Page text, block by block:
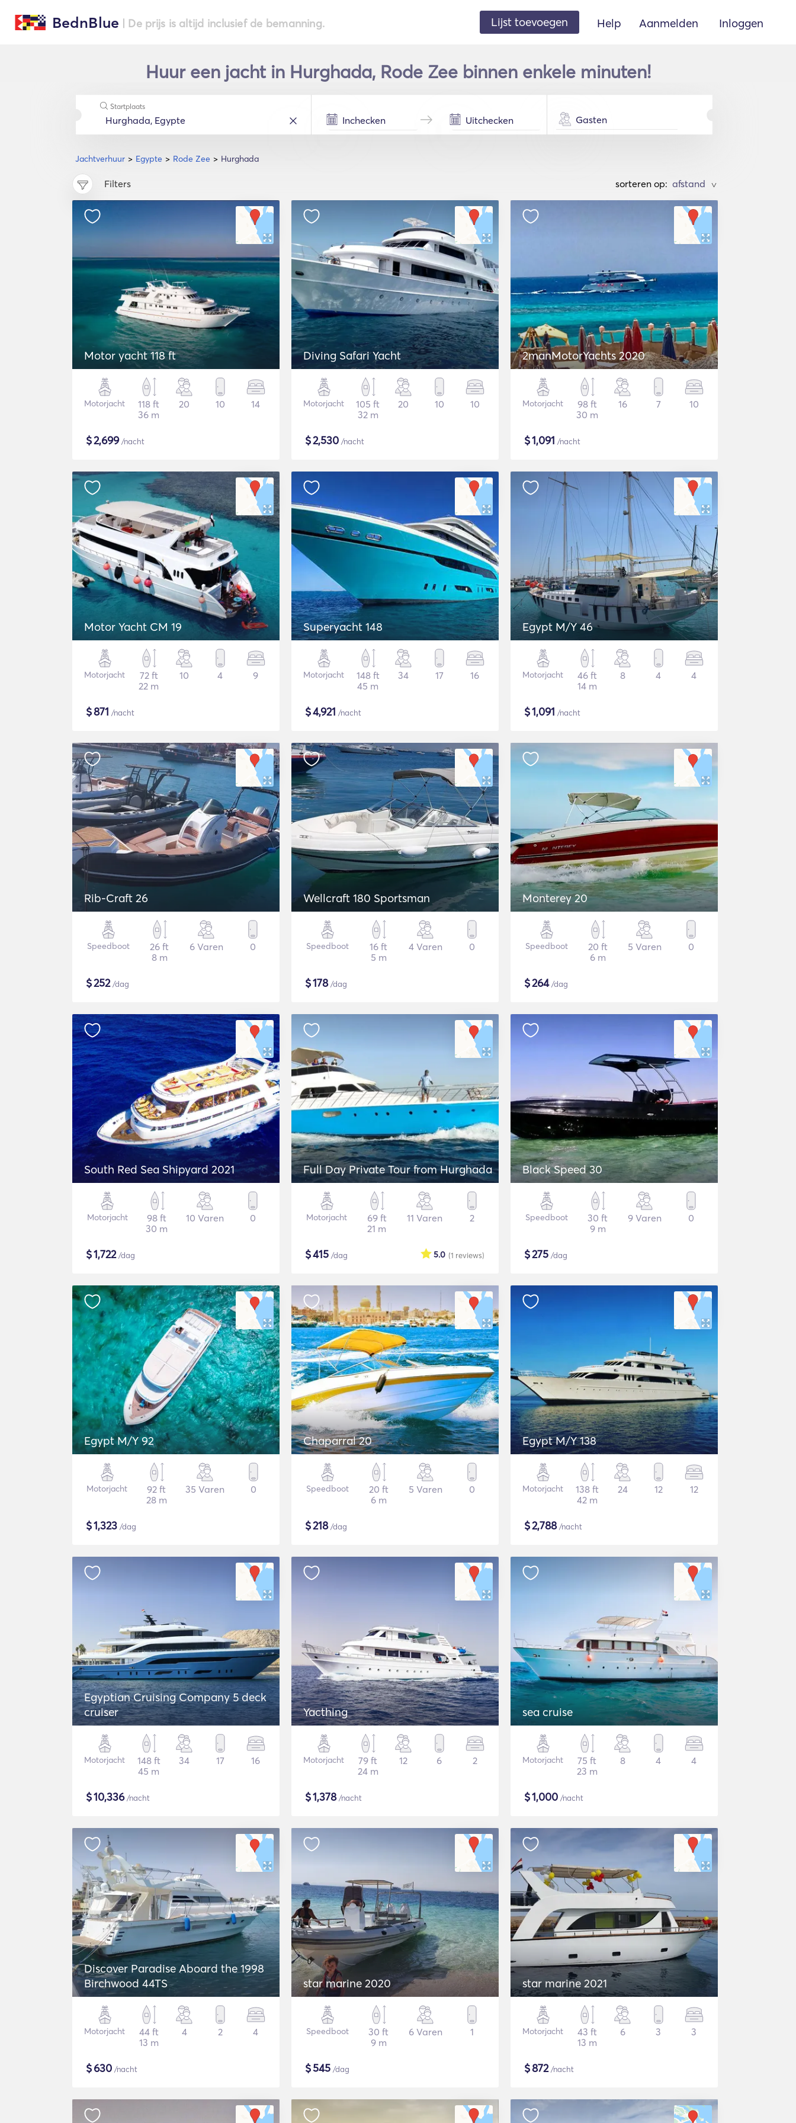
BednBlue | De prijs is altijd inclusief de bemanning. Lijst toevoegen Help Aanmelden Inloggen
Huur een jacht in Hurghada, Rode Zee binnen enkele minuten!
Jachtverhuur Egypte Rode Zee Hurghada
Startplaats
Gasten
Filters sorteren op: >
Motor yacht 118 ft
Motorjacht
118 ft
36 m
20 10 14
$2,699/nacht
Diving Safari Yacht
Motorjacht
105 ft
32 m
20 10 10
$2,530 /nacht
2manMotorYachts 2020
Motorjacht
98 ft
30 m
16 7 10
$1,091 /nacht
Motor Yacht CM 19
Motorjacht
72 ft
22 m
10 4 9
$871 /nacht
Superyacht 148
Motorjacht
148 ft
45 m
34 17 16
$4,921 /nacht
Egypt M/Y 46
Motorjacht
46 ft
14 m
8 4 4
$1,091 /nacht
Rib-Craft 26
Speedboot
26 ft
8 m
6 Varen 0
$252/dag
Wellcraft 180 Sportsman
Speedboot
16 ft
5 m
4 Varen 0
$178/dag
Monterey 20
Speedboot
20 ft
6 m
5 Varen 0
$264/dag
South Red Sea Shipyard 2021
Motorjacht
98 ft
30 m
10 Varen 0
$1,722/dag
Full Day Private Tour from Hurghada
Motorjacht
69 ft
21 m
11 Varen 2
$415 /dag (1 reviews)
5.0
Black Speed 30
Speedboot
30 ft
9 m
9 Varen 0
$275 /dag
Egypt M/Y 92
Motorjacht
92 ft
28 m
35 Varen 0
$1,323 /dag
Chaparral 20
Speedboot
20 ft
6 m
5 Varen 0
$218/dag
Egypt M/Y 138
Motorjacht
138 ft
42 m
24 12 12
$2,788/nacht
Egyptian Cruising Company 5 deck
cruiser
Motorjacht
148 ft
45 m
34 17 16
$10,336/nacht
Yacthing
Motorjacht
79 ft
24 m
12 6 2
$1,378/nacht
sea cruise
Motorjacht
75 ft
23 m
8 4 4
$1,000 /nacht
Discover Paradise Aboard the 1998
Birchwood 44TS
Motorjacht
44 ft
13 m
4 2 4
$630 /nacht
star marine 2020
Speedboot
30 ft
9 m
6 Varen 1
$545 /dag
star marine 2021
Motorjacht
43 ft
13 m
6 3 3
$872/nacht